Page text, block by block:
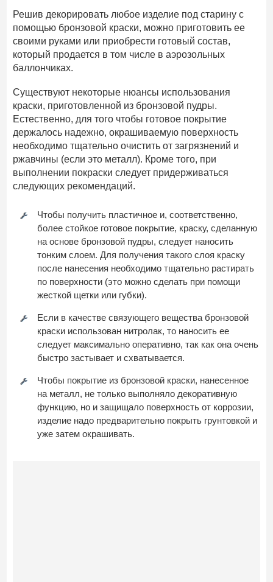
Решив декорировать любое изделие под старину с
помощью бронзовой краски, можно приготовить ее
своими руками или приобрести готовый состав,
который продается в том числе в аэрозольных
баллончиках.
Существуют некоторые нюансы использования
краски, приготовленной из бронзовой пудры.
Естественно, для того чтобы готовое покрытие
держалось надежно, окрашиваемую поверхность
необходимо тщательно очистить от загрязнений и
ржавчины (если это металл). Кроме того, при
выполнении покраски следует придерживаться
следующих рекомендаций.
Чтобы получить пластичное и, соответственно,
более стойкое готовое покрытие, краску, сделанную
на основе бронзовой пудры, следует наносить
тонким слоем. Для получения такого слоя краску
после нанесения необходимо тщательно растирать
по поверхности (это можно сделать при помощи
жесткой щетки или губки).
Если в качестве связующего вещества бронзовой
краски использован нитролак, то наносить ее
следует максимально оперативно, так как она очень
быстро застывает и схватывается.
Чтобы покрытие из бронзовой краски, нанесенное
на металл, не только выполняло декоративную
функцию, но и защищало поверхность от коррозии,
изделие надо предварительно покрыть грунтовкой и
уже затем окрашивать.